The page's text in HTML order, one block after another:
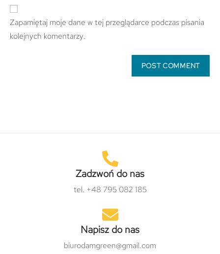
Zapamiętaj moje dane w tej przeglądarce podczas pisania
kolejnych komentarzy.
Zadzwoń do nas
tel. +48 795 082 185
Napisz do nas
biurodamgreen@gmail.com